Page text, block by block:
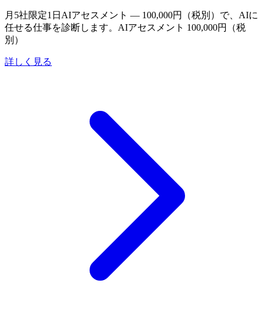
月5社限定1日AIアセスメント — 100,000円（税別）で、AIに
任せる仕事を診断します。 AIアセスメント 100,000円（税
別）
詳しく見る